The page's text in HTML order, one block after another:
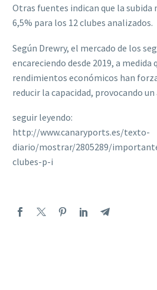
Otras fuentes indican que la subida
6,5% para los 12 clubes analizados.
Según Drewry, el mercado de los
encareciendo desde 2019, a medida
rendimientos económicos han
reducir la capacidad, provocando
seguir leyendo:
http://www.canaryports.es/texto-
diario/mostrar/2805289/
clubes-p-i